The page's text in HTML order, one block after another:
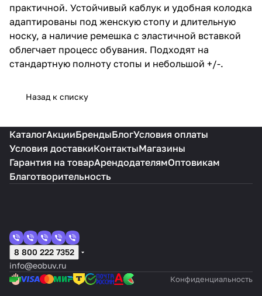
практичной. Устойчивый каблук и удобная колодка
адаптированы под женскую стопу и длительную
носку, а наличие ремешка с эластичной вставкой
облегчает процесс обувания. Подходят на
стандартную полноту стопы и небольшой +/-.
Назад к списку
КаталогАкцииБрендыБлогУсловия оплаты
Условия доставкиКонтактыМагазины
Гарантия на товарАрендодателямОптовикам
Благотворительность
8 800 222 7352
info@eobuv.ru
Конфиденциальность